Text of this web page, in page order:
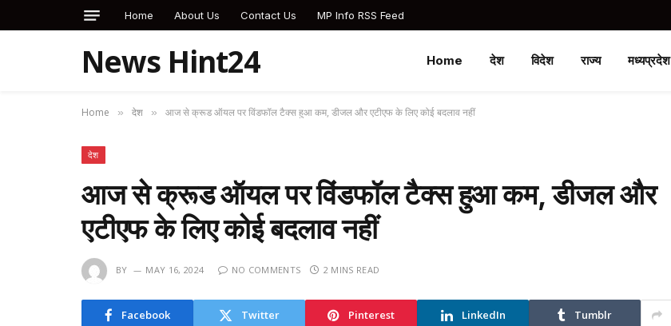
Home About Us Contact Us MP Info RSS Feed
News Hint24 Home देश विदेश राज्य मध्यप्रदेश
Home » देश » आज से क्रूड ऑयल पर विंडफॉल टैक्स हुआ कम, डीजल और एटीएफ के लिए कोई बदलाव नहीं
देश
आज से क्रूड ऑयल पर विंडफॉल टैक्स हुआ कम, डीजल और
एटीएफ के लिए कोई बदलाव नहीं
BY MAY 16, 2024 NO COMMENTS 2 MINS READ
Facebook Twitter Pinterest LinkedIn Tumblr